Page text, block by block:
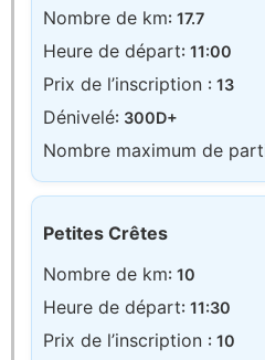
Nombre de km: 17.7
Heure de départ: 11:00
Prix de l’inscription : 13
Dénivelé: 300D+
Nombre maximum de
Petites Crêtes
Nombre de km: 10
Heure de départ: 11:30
Prix de l’inscription : 10